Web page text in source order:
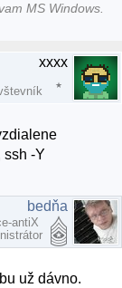
MS Windows.
xxxx
ssh -Y
bedňa
antiX
už dávno.